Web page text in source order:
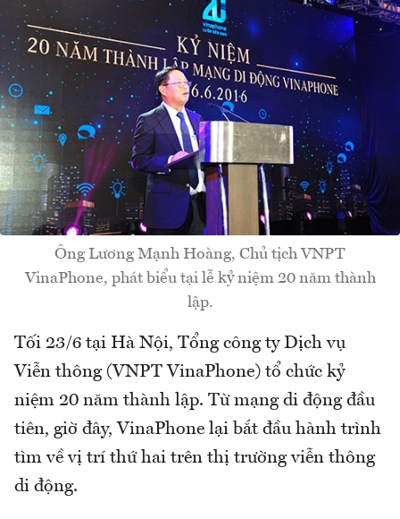
Ông Lương Mạnh Hoàng, Chủ tịch VNPT
VinaPhone, phát biểu tại lễ kỷ niệm 20 năm thành
lập.
Tối 23/6 tại Hà Nội, Tổng công ty Dịch vụ
Viễn thông (VNPT VinaPhone) tổ chức kỷ
niệm 20 năm thành lập. Từ mạng di động đầu
tiên, giờ đây, VinaPhone lại bắt đầu hành trình
tìm về vị trí thứ hai trên thị trường viễn thông
di động.